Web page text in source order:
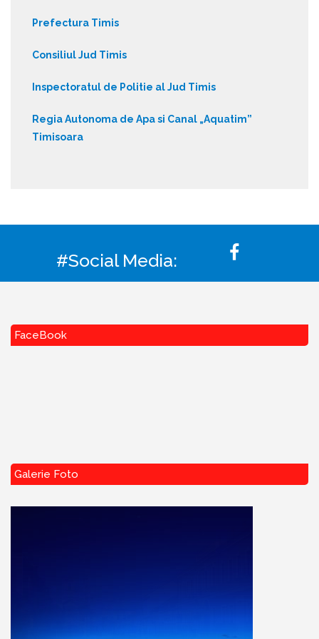
Prefectura Timis
Consiliul Jud Timis
Inspectoratul de Politie al Jud Timis
Regia Autonoma de Apa si Canal „Aquatim”
Timisoara
#Social Media:
FaceBook
Galerie Foto